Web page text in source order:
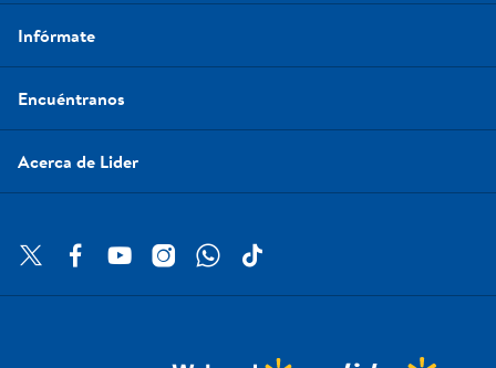
Infórmate
Encuéntranos
Acerca de Lider